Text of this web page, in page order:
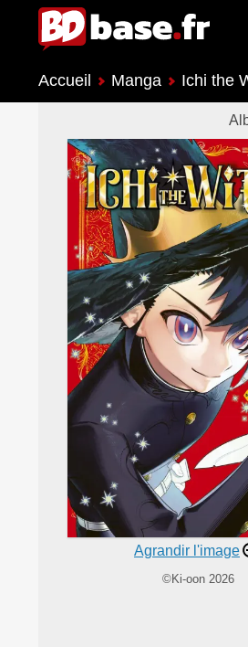
Accueil Manga Ichi the
Agrandir l'image
©Ki-oon 2026